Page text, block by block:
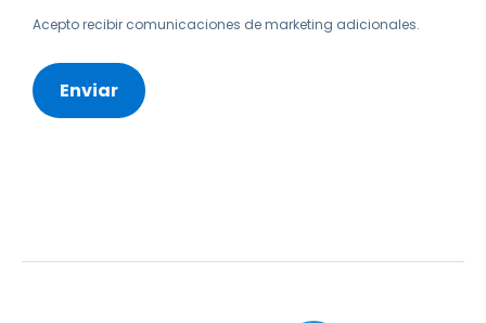
Acepto recibir comunicaciones de marketing adicionales.